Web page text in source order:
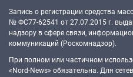
Запись о регистрации средства
№ ФС77-62541 от 27.07.2015 г.
надзору в сфере связи,
коммуникаций (Роскомнадзор).
При полном или частичном
«Nord-News» обязательна. Для